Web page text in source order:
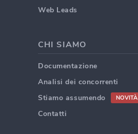
Web Leads
CHI SIAMO
Documentazione
Analisi dei concorrenti
Stiamo assumendo
NOVITÀ
Contatti